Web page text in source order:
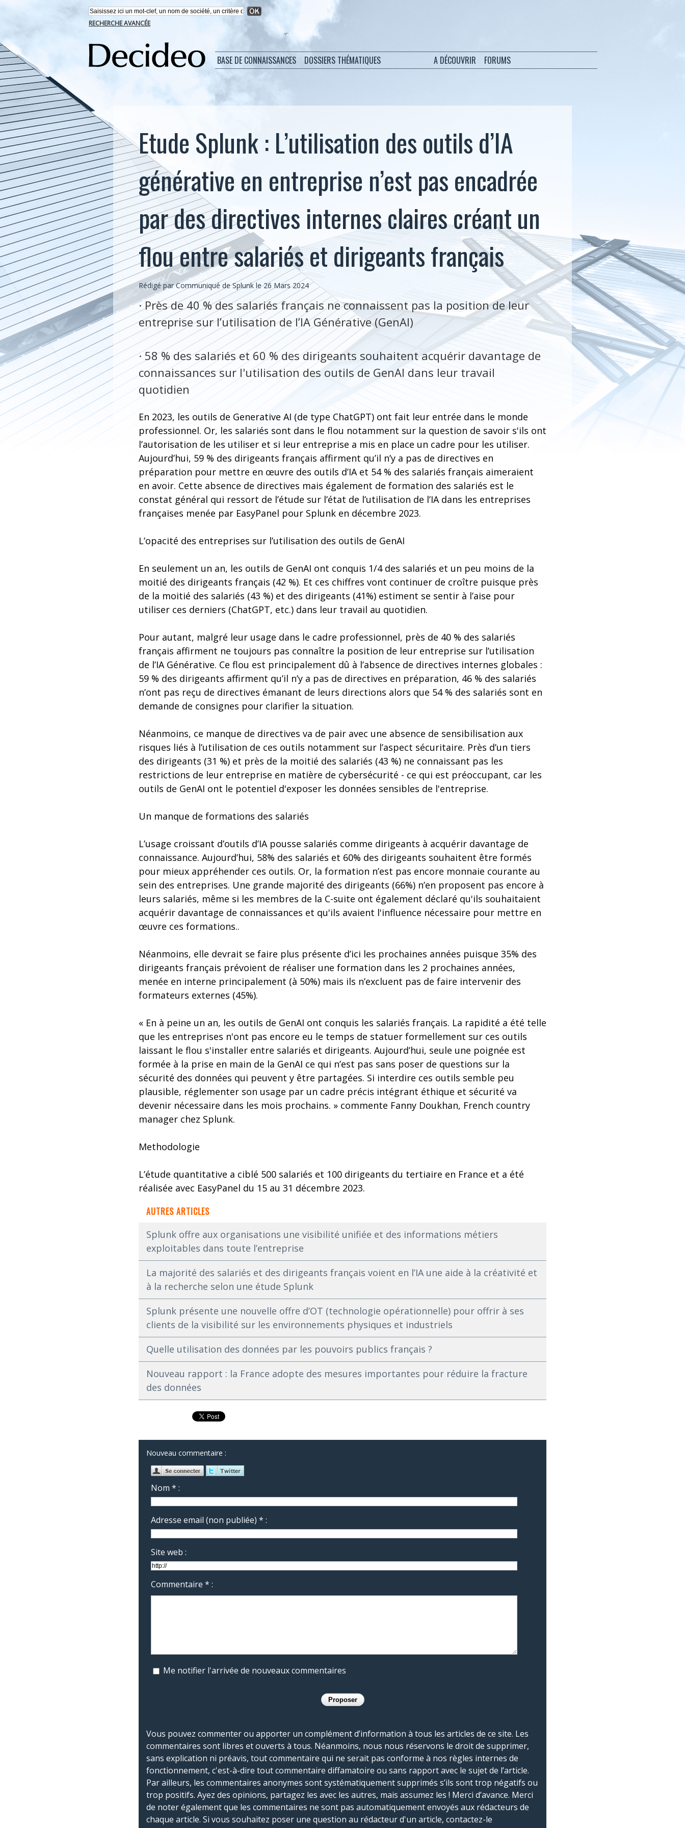
RECHERCHE AVANCÉE
BASE DE CONNAISSANCES DOSSIERS THÉMATIQUES A DÉCOUVRIR FORUMS
Etude Splunk : L’utilisation des outils d’IA
générative en entreprise n’est pas encadrée
par des directives internes claires créant un
flou entre salariés et dirigeants français
Rédigé par Communiqué de Splunk le 26 Mars 2024
· Près de 40 % des salariés français ne connaissent pas la position de leur
entreprise sur l’utilisation de l’IA Générative (GenAI)
· 58 % des salariés et 60 % des dirigeants souhaitent acquérir davantage de
connaissances sur l'utilisation des outils de GenAI dans leur travail
quotidien
En 2023, les outils de Generative AI (de type ChatGPT) ont fait leur entrée dans le monde
professionnel. Or, les salariés sont dans le flou notamment sur la question de savoir s'ils ont
l’autorisation de les utiliser et si leur entreprise a mis en place un cadre pour les utiliser.
Aujourd’hui, 59 % des dirigeants français affirment qu’il n’y a pas de directives en
préparation pour mettre en œuvre des outils d’IA et 54 % des salariés français aimeraient
en avoir. Cette absence de directives mais également de formation des salariés est le
constat général qui ressort de l’étude sur l’état de l’utilisation de l’IA dans les entreprises
françaises menée par EasyPanel pour Splunk en décembre 2023.
L’opacité des entreprises sur l’utilisation des outils de GenAI
En seulement un an, les outils de GenAI ont conquis 1/4 des salariés et un peu moins de la
moitié des dirigeants français (42 %). Et ces chiffres vont continuer de croître puisque près
de la moitié des salariés (43 %) et des dirigeants (41%) estiment se sentir à l’aise pour
utiliser ces derniers (ChatGPT, etc.) dans leur travail au quotidien.
Pour autant, malgré leur usage dans le cadre professionnel, près de 40 % des salariés
français affirment ne toujours pas connaître la position de leur entreprise sur l’utilisation
de l’IA Générative. Ce flou est principalement dû à l’absence de directives internes globales :
59 % des dirigeants affirment qu’il n’y a pas de directives en préparation, 46 % des salariés
n’ont pas reçu de directives émanant de leurs directions alors que 54 % des salariés sont en
demande de consignes pour clarifier la situation.
Néanmoins, ce manque de directives va de pair avec une absence de sensibilisation aux
risques liés à l’utilisation de ces outils notamment sur l’aspect sécuritaire. Près d’un tiers
des dirigeants (31 %) et près de la moitié des salariés (43 %) ne connaissant pas les
restrictions de leur entreprise en matière de cybersécurité - ce qui est préoccupant, car les
outils de GenAI ont le potentiel d'exposer les données sensibles de l'entreprise.
Un manque de formations des salariés
L’usage croissant d’outils d’IA pousse salariés comme dirigeants à acquérir davantage de
connaissance. Aujourd’hui, 58% des salariés et 60% des dirigeants souhaitent être formés
pour mieux appréhender ces outils. Or, la formation n’est pas encore monnaie courante au
sein des entreprises. Une grande majorité des dirigeants (66%) n’en proposent pas encore à
leurs salariés, même si les membres de la C-suite ont également déclaré qu'ils souhaitaient
acquérir davantage de connaissances et qu'ils avaient l'influence nécessaire pour mettre en
œuvre ces formations..
Néanmoins, elle devrait se faire plus présente d’ici les prochaines années puisque 35% des
dirigeants français prévoient de réaliser une formation dans les 2 prochaines années,
menée en interne principalement (à 50%) mais ils n’excluent pas de faire intervenir des
formateurs externes (45%).
« En à peine un an, les outils de GenAI ont conquis les salariés français. La rapidité a été telle
que les entreprises n'ont pas encore eu le temps de statuer formellement sur ces outils
laissant le flou s'installer entre salariés et dirigeants. Aujourd’hui, seule une poignée est
formée à la prise en main de la GenAI ce qui n’est pas sans poser de questions sur la
sécurité des données qui peuvent y être partagées. Si interdire ces outils semble peu
plausible, réglementer son usage par un cadre précis intégrant éthique et sécurité va
devenir nécessaire dans les mois prochains. » commente Fanny Doukhan, French country
manager chez Splunk.
Methodologie
L’étude quantitative a ciblé 500 salariés et 100 dirigeants du tertiaire en France et a été
réalisée avec EasyPanel du 15 au 31 décembre 2023.
AUTRES ARTICLES
Splunk offre aux organisations une visibilité unifiée et des informations métiers
exploitables dans toute l’entreprise
La majorité des salariés et des dirigeants français voient en l’IA une aide à la créativité et
à la recherche selon une étude Splunk
Splunk présente une nouvelle offre d’OT (technologie opérationnelle) pour offrir à ses
clients de la visibilité sur les environnements physiques et industriels
Quelle utilisation des données par les pouvoirs publics français ?
Nouveau rapport : la France adopte des mesures importantes pour réduire la fracture
des données
Nouveau commentaire :
Nom * :
Adresse email (non publiée) * :
Site web :
Commentaire * :
Me notifier l'arrivée de nouveaux commentaires
Vous pouvez commenter ou apporter un complément d’information à tous les articles de ce site. Les
commentaires sont libres et ouverts à tous. Néanmoins, nous nous réservons le droit de supprimer,
sans explication ni préavis, tout commentaire qui ne serait pas conforme à nos règles internes de
fonctionnement, c'est-à-dire tout commentaire diffamatoire ou sans rapport avec le sujet de l’article.
Par ailleurs, les commentaires anonymes sont systématiquement supprimés s’ils sont trop négatifs ou
trop positifs. Ayez des opinions, partagez les avec les autres, mais assumez les ! Merci d’avance. Merci
de noter également que les commentaires ne sont pas automatiquement envoyés aux rédacteurs de
chaque article. Si vous souhaitez poser une question au rédacteur d'un article, contactez-le